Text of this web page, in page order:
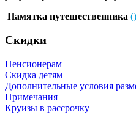
Памятка путешественника ()
Скидки
Пенсионерам
Скидка детям
Дополнительные условия
Примечания
Круизы в рассрочку